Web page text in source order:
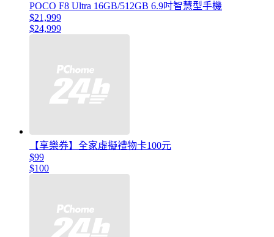
POCO F8 Ultra 16GB/512GB 6.9吋智慧型手機
$21,999
$24,999
【享樂券】全家虛擬禮物卡100元
$99
$100